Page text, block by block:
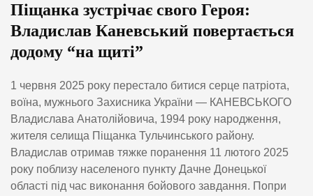
Піщанка зустрічає свого Героя:
Владислав Каневський повертається
додому “на щиті”
1 червня 2025 року перестало битися серце патріота,
воїна, мужнього Захисника України — КАНЕВСЬКОГО
Владислава Анатолійовича, 1994 року народження,
жителя селища Піщанка Тульчинського району.
Владислав отримав тяжке поранення 11 лютого 2025
року поблизу населеного пункту Дачне Донецької
області під час виконання бойового завдання. Попри